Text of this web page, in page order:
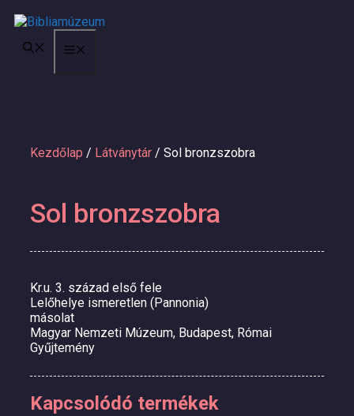
Kilépés
tartalomba
Kezdőlap / Látványtár / Sol bronzszobra
Sol bronzszobra
Kr.u. 3. század első fele
Lelőhelye ismeretlen (Pannonia)
másolat
Magyar Nemzeti Múzeum, Budapest, Római
Gyűjtemény
Kapcsolódó termékek